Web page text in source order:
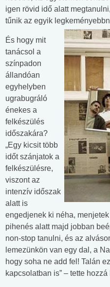
igen rövid idő alatt
tűnik az egyik
És hogy mit
tanácsol a
színpadon
állandóan
egyhelyben
ugrabugráló
énekes a
felkészülés
időszakára?
„Egy kicsit több
időt szánjatok a
felkészülésre,
viszont az
intenzív időszak
alatt is
engedjenek ki néha,
pihenés alatt majd jobban
non-stop tanulni, és az
lemezünkön van egy dal, a
hogy soha ne add fel! Talán
kapcsolatban is” – tette hozzá